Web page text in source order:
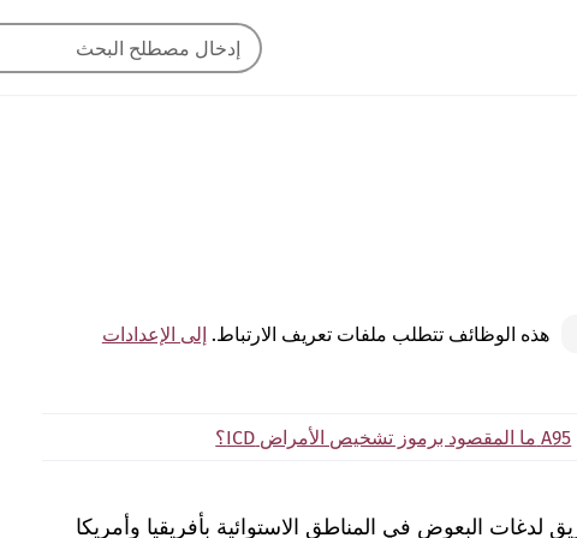
هذه الوظائف تتطلب ملفات تعريف الارتباط. إلى الإعدادات
A95 ما المقصود برموز تشخيص الأمراض ICD؟
البعوض في المناطق الاستوائية بأفريقيا وأمريكا